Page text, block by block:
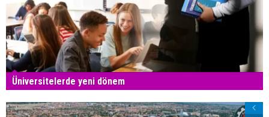
Üniversitelerde yeni dönem